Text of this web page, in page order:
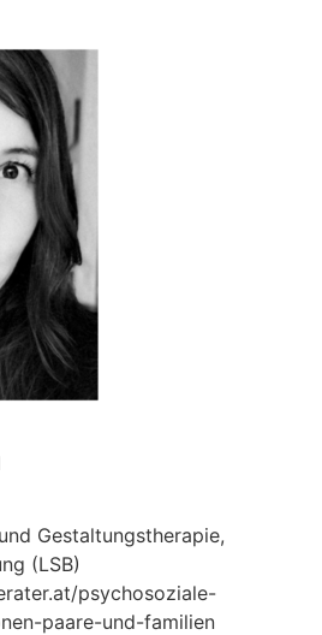
Gestaltungstherapie,
(LSB)
psychosoziale-
paare-und-familien